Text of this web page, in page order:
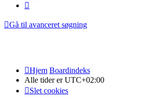
Gå til avanceret søgning
Hjem Boardindeks
Alle tider erUTC+02:00
Slet cookies